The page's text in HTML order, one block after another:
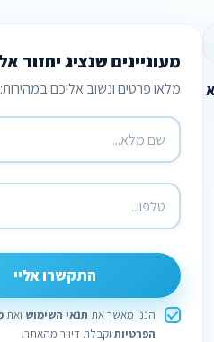
מעוניינים שנציג יחזור
מלאו פרטים ונשוב אליכם במהירות:
התקשרו אליי
הנני מאשר את תנאי השימוש ואת
הפרטיות וקבלת דיוור מהאתר.